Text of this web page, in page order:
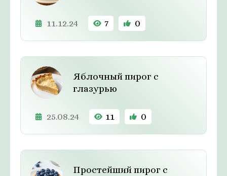
11.12.24 7 0
Яблочный пирог с
глазурью
25.08.24 11 0
Простейший пирог с